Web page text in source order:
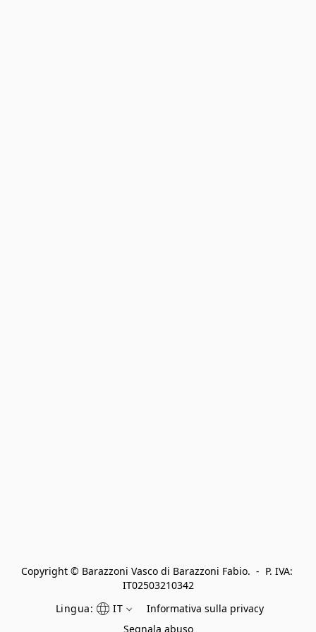
Copyright © Barazzoni Vasco di Barazzoni Fabio.  -  P. IVA:
IT02503210342
Lingua:
IT
Informativa sulla privacy
Segnala abuso